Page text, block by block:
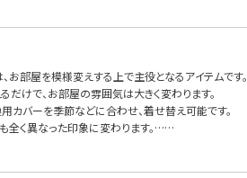
、お部屋を模様変えする上で主役となるアイテムです。
だけで、お部屋の雰囲気は大きく変わります。
カバーを季節などに合わせ、着せ替え可能です。
全く異なった印象に変わります。……